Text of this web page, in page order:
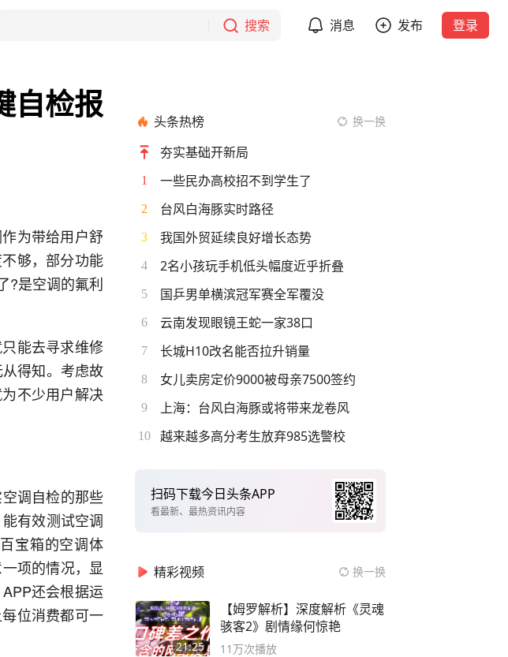
搜索 消息 发布 登录
自检报
为带给用户舒
够，部分功能
?是空调的氟利
能去寻求维修
得知。考虑故
不少用户解决
调自检的那些
有效测试空调
宝箱的空调体
项的情况，显
还会根据运
位消费都可一
头条热榜 换一换
夯实基础开新局
1 一些民办高校招不到学生了
2 台风白海豚实时路径
3 我国外贸延续良好增长态势
4 2名小孩玩手机低头幅度近乎折叠
5 国乒男单横滨冠军赛全军覆没
6 云南发现眼镜王蛇一家38口
7 长城H10改名能否拉升销量
8 女儿卖房定价9000被母亲7500签约
9 上海：台风白海豚或将带来龙卷风
10 越来越多高分考生放弃985选警校
扫码下载今日头条APP
看最新、最热资讯内容
精彩视频 换一换
21:25
【姆罗解析】深度解析《灵魂
骇客2》剧情缘何惊艳
11万次播放